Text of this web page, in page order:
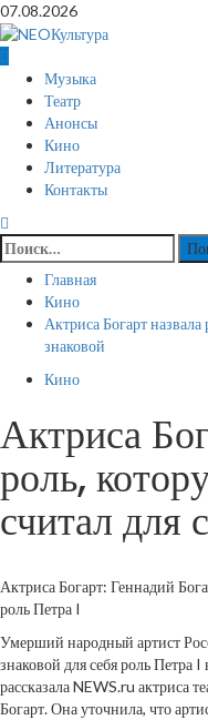
Перейти
к
содержимому
07.08.2026
Основное
меню
Музыка
Театр
Анонсы
Кино
Литература
Контакты
Найти:
Главная
Кино
Актриса Богарт назвала
знаковой
Кино
Актриса
роль,
считал для
Актриса Богарт: Геннадий
роль Петра I
Умерший народный артист
знаковой для себя роль Петра
рассказала NEWS.ru актриса
Богарт. Она уточнила, что